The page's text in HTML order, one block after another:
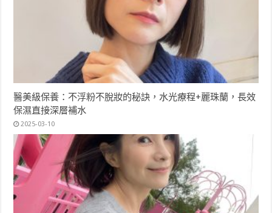
醫美級保養：不浮粉不脫妝的秘訣，水光療程+麗珠蘭，長效
保濕直接深層補水
2025-03-10